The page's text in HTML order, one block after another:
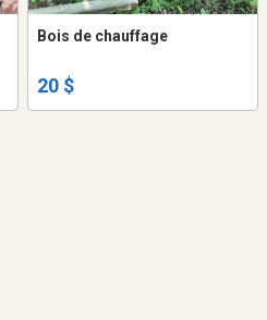
Bois de chauffage
20 $